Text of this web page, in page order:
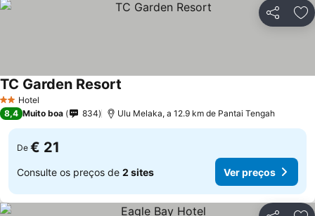
Partilhar
2 Estrelas
Hotel
TC Garden Resort
8,4 Muito boa 834 Ulu Melaka, a 12.9 km de Pantai Tengah
De € 21
Consulte os preços de 2 sites Ver preços